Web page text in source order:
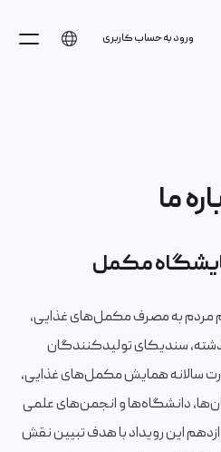
ورود به حساب کاربری
ما
مکمل
مردم به مصرف مکمل‌های غذایی،
سندیکای تولیدکنندگان
سالانه همایش مکمل‌های غذایی،
دانشگاه‌ها و انجمن‌های علمی
این رویداد با هدف تبیین نقش